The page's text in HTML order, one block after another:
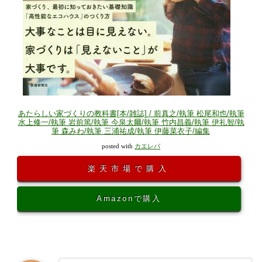
あたらしい家づくりの教科書[本/雑誌] / 前真之/執筆 松尾和也/執筆
水上修一/執筆 岩前篤/執筆 今泉太爾/執筆 竹内昌義/執筆 伊礼智/執
筆 森みわ/執筆 三浦祐成/執筆 伊藤菜衣子/編集
posted with カエレバ
楽天市場で購入
Amazonで購入